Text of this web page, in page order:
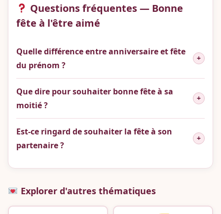
Questions fréquentes — Bonne
fête à l'être aimé
Quelle différence entre anniversaire et fête
du prénom ?
+
Que dire pour souhaiter bonne fête à sa
moitié ?
+
Est-ce ringard de souhaiter la fête à son
partenaire ?
+
Explorer d'autres thématiques